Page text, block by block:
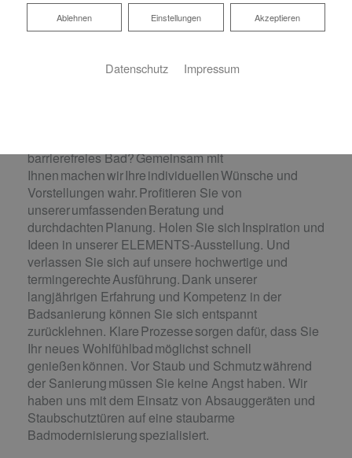
Badsanierung:
barrierefreies Bad? Gemeinsam mit
Ihnen machen wir Ihre individuellen Wünsche und
Vorstellungen wahr. Profitieren Sie von
unserer umfassenden Beratung und
durchdachten Planung. Holen Sie sich Inspiration und
Ideen in unserer ELEMENTS-Ausstellung. Und
verlassen Sie sich auf unsere hochwertige und
termingerechte Ausführung. Dank unserer
langjährigen Erfahrung und Kompetenz in der
Badsanierung können Sie sich entspannt
zurücklehnen. Klare Prozesse sorgen dafür, dass Sie
Ihr neues Wohlfühlbad möglichst schnell
genießen können. Vor Staub und Schmutz während
der Sanierung müssen Sie keine Angst haben. Wir
haben uns mit dem Einsatz von Absauggeräten und
Staubschutztüren auf eine staubarme
Badmodernisierung spezialisiert.
Akzeptieren
Einstellungen
Ablehnen
Ablehnen
Datenschutz Impressum